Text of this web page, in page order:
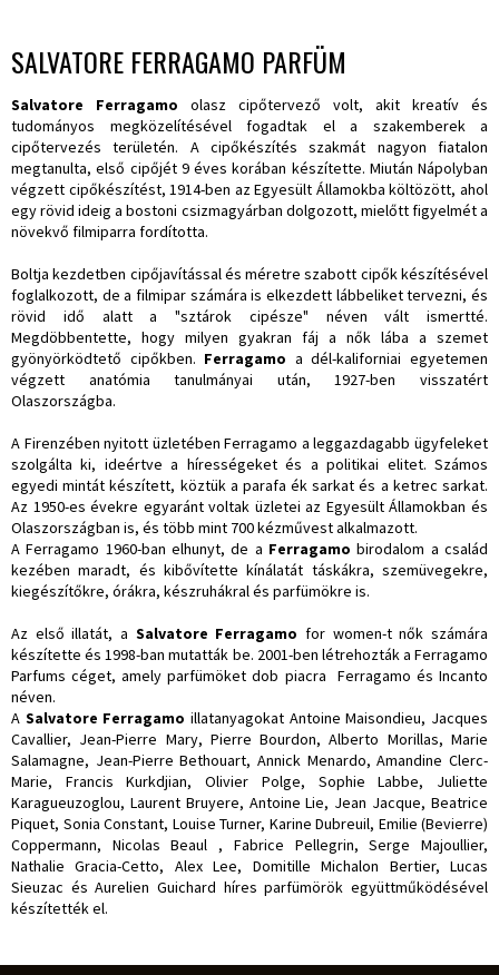
SALVATORE FERRAGAMO PARFÜM
Salvatore Ferragamo olasz cipőtervező volt, akit kreatív és
tudományos megközelítésével fogadtak el a szakemberek a
cipőtervezés területén. A cipőkészítés szakmát nagyon fiatalon
megtanulta, első cipőjét 9 éves korában készítette. Miután Nápolyban
végzett cipőkészítést, 1914-ben az Egyesült Államokba költözött, ahol
egy rövid ideig a bostoni csizmagyárban dolgozott, mielőtt figyelmét a
növekvő filmiparra fordította.
Boltja kezdetben cipőjavítással és méretre szabott cipők készítésével
foglalkozott, de a filmipar számára is elkezdett lábbeliket tervezni, és
rövid idő alatt a "sztárok cipésze" néven vált ismertté.
Megdöbbentette, hogy milyen gyakran fáj a nők lába a szemet
gyönyörködtető cipőkben. Ferragamo a dél-kaliforniai egyetemen
végzett anatómia tanulmányai után, 1927-ben visszatért
Olaszországba.
A Firenzében nyitott üzletében Ferragamo a leggazdagabb ügyfeleket
szolgálta ki, ideértve a hírességeket és a politikai elitet. Számos
egyedi mintát készített, köztük a parafa ék sarkat és a ketrec sarkat.
Az 1950-es évekre egyaránt voltak üzletei az Egyesült Államokban és
Olaszországban is, és több mint 700 kézművest alkalmazott.
A Ferragamo 1960-ban elhunyt, de a Ferragamobirodalom a család
kezében maradt, és kibővítette kínálatát táskákra, szemüvegekre,
kiegészítőkre, órákra, készruhákral és parfümökre is.
Az első illatát, a Salvatore Ferragamo for women-t nők számára
készítette és 1998-ban mutatták be. 2001-ben létrehozták a Ferragamo
Parfums céget, amely parfümöket dob piacra Ferragamo és Incanto
néven.
A Salvatore Ferragamo illatanyagokat Antoine Maisondieu, Jacques
Cavallier, Jean-Pierre Mary, Pierre Bourdon, Alberto Morillas, Marie
Salamagne, Jean-Pierre Bethouart, Annick Menardo, Amandine Clerc-
Marie, Francis Kurkdjian, Olivier Polge, Sophie Labbe, Juliette
Karagueuzoglou, Laurent Bruyere, Antoine Lie, Jean Jacque, Beatrice
Piquet, Sonia Constant, Louise Turner, Karine Dubreuil, Emilie (Bevierre)
Coppermann, Nicolas Beaul , Fabrice Pellegrin, Serge Majoullier,
Nathalie Gracia-Cetto, Alex Lee, Domitille Michalon Bertier, Lucas
Sieuzac és Aurelien Guichard híres parfümörök együttműködésével
készítették el.